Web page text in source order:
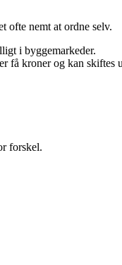
ofte nemt at ordne selv.
i byggemarkeder.
få kroner og kan skiftes
forskel.